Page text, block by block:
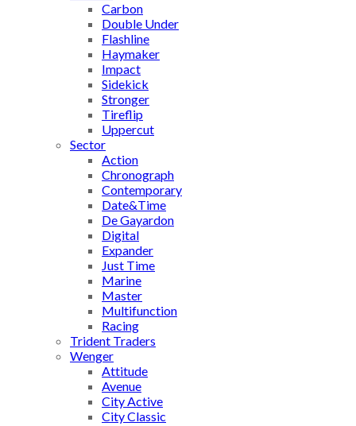
Carbon
Double Under
Flashline
Haymaker
Impact
Sidekick
Stronger
Tireflip
Uppercut
Sector
Action
Chronograph
Contemporary
Date&Time
De Gayardon
Digital
Expander
Just Time
Marine
Master
Multifunction
Racing
Trident Traders
Wenger
Attitude
Avenue
City Active
City Classic